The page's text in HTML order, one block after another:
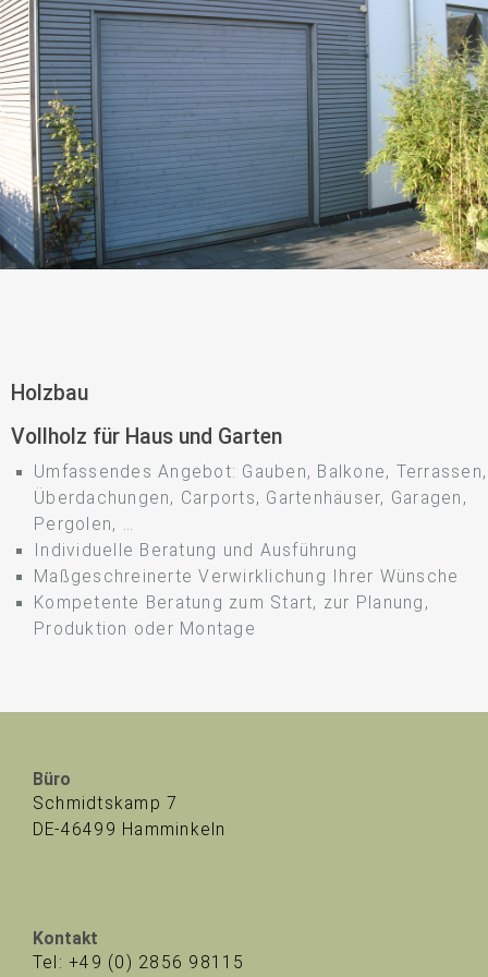
Holzbau
Vollholz für Haus und Garten
Umfassendes Angebot: Gauben, Balkone, Terrassen,
Überdachungen, Carports, Gartenhäuser, Garagen,
Pergolen, …
Individuelle Beratung und Ausführung
Maßgeschreinerte Verwirklichung Ihrer Wünsche
Kompetente Beratung zum Start, zur Planung,
Produktion oder Montage
Büro
Schmidtskamp 7
DE-46499 Hamminkeln
Kontakt
Tel: +49 (0) 2856 98115